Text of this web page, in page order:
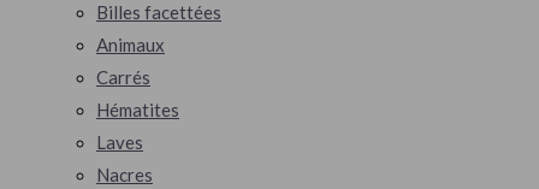
Billes facettées
Animaux
Carrés
Hématites
Laves
Nacres